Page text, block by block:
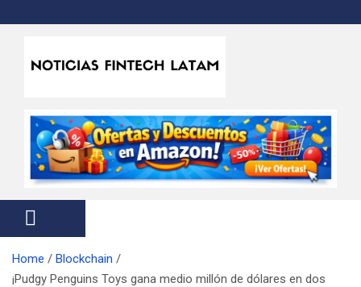
k
Noticias Fintech Latam
Home
Blockchain
¡Pudgy Penguins Toys gana medio millón de dólares en dos